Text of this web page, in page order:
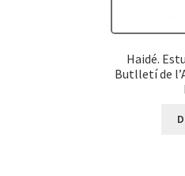
Haidé.
Butlletí de